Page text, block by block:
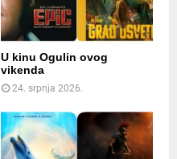
U kinu Ogulin ovog
vikenda
24. srpnja 2026.